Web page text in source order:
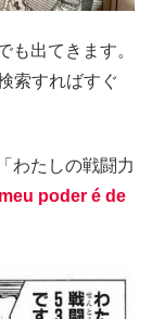
も出てきます。
索すればすぐ
わたしの戦闘力
meu poder é de